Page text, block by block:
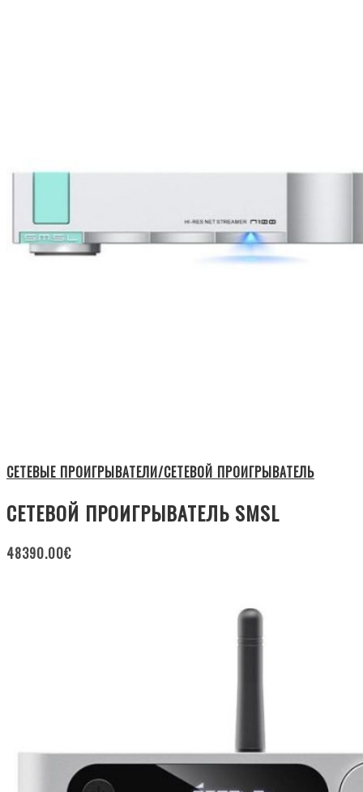
СЕТЕВЫЕ ПРОИГРЫВАТЕЛИ/СЕТЕВОЙ ПРОИГРЫВАТЕЛЬ
СЕТЕВОЙ ПРОИГРЫВАТЕЛЬ SMSL
48390.00€